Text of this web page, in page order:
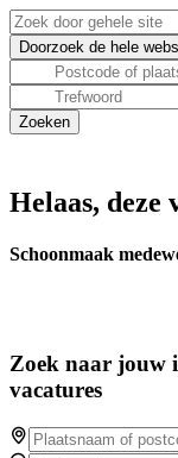
Helaas, deze
Schoonmaak
Zoek naar jouw
vacatures